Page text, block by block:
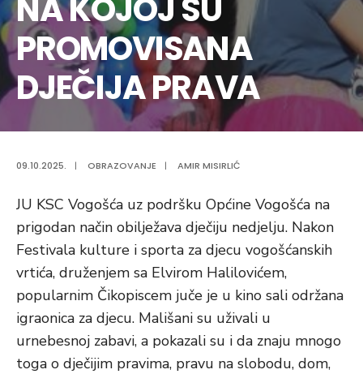
NA KOJOJ SU
PROMOVISANA
DJEČIJA PRAVA
09.10.2025. | OBRAZOVANJE | AMIR MISIRLIĆ
JU KSC Vogošća uz podršku Općine Vogošća na
prigodan način obilježava dječiju nedjelju. Nakon
Festivala kulture i sporta za djecu vogošćanskih
vrtića, druženjem sa Elvirom Halilovićem,
popularnim Čikopiscem juče je u kino sali održana
igraonica za djecu. Mališani su uživali u
urnebesnoj zabavi, a pokazali su i da znaju mnogo
toga o dječijim pravima, pravu na slobodu, dom,